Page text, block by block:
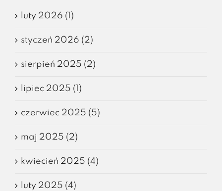
luty 2026 (1)
styczeń 2026 (2)
sierpień 2025 (2)
lipiec 2025 (1)
czerwiec 2025 (5)
maj 2025 (2)
kwiecień 2025 (4)
luty 2025 (4)